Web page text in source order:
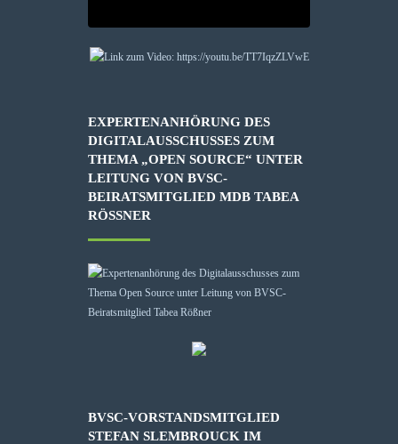
EXPERTENANHÖRUNG DES
DIGITALAUSSCHUSSES ZUM
THEMA „OPEN SOURCE“ UNTER
LEITUNG VON BVSC-
BEIRATSMITGLIED MDB TABEA
RÖSSNER
BVSC-VORSTANDSMITGLIED
STEFAN SLEMBROUCK IM